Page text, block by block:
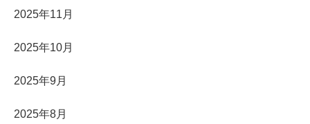
2025年11月
2025年10月
2025年9月
2025年8月